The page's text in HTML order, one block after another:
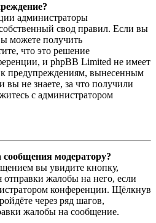
администраторы
свод правил. Если вы
можете получить
что это решение
и phpBB Limited не имеет
предупреждениям, вынесенным
вы не знаете, за что получили
с администратором
модератору?
вы увидите кнопку,
отправки жалобы на него, если
конференции. Щёлкнув
через ряд шагов,
жалобы на сообщение.